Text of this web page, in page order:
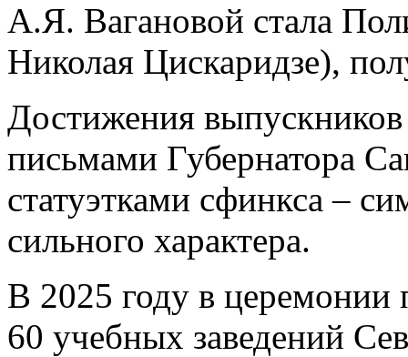
А.Я. Вагановой стала
Николая Цискаридзе),
Достижения
письмами Губернатора
статуэтками сфинкса –
сильного характера.
В 2025 году в церемонии
60 учебных заведений